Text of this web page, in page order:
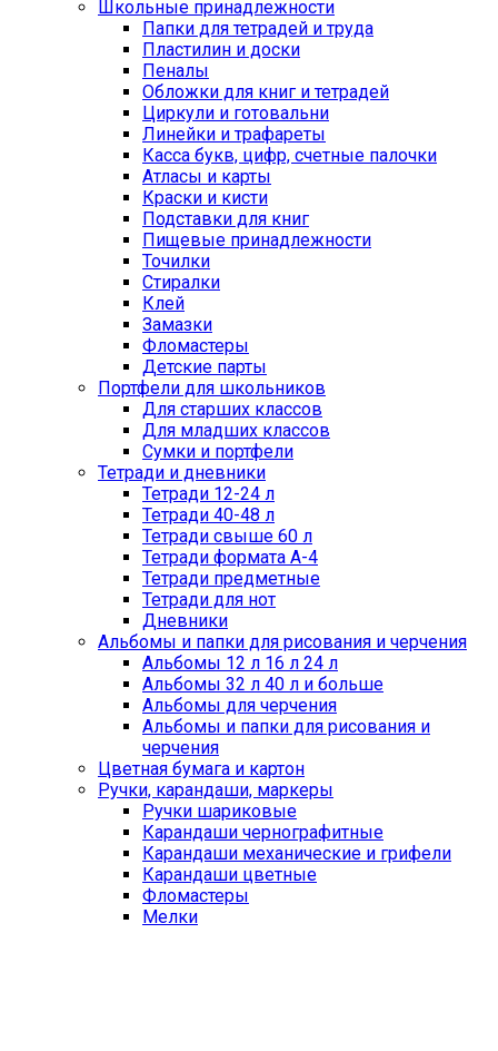
Школьные принадлежности
Папки для тетрадей и труда
Пластилин и доски
Пеналы
Обложки для книг и тетрадей
Циркули и готовальни
Линейки и трафареты
Касса букв, цифр, счетные палочки
Атласы и карты
Краски и кисти
Подставки для книг
Пищевые принадлежности
Точилки
Стиралки
Клей
Замазки
Фломастеры
Детские парты
Портфели для школьников
Для старших классов
Для младших классов
Сумки и портфели
Тетради и дневники
Тетради 12-24 л
Тетради 40-48 л
Тетради свыше 60 л
Тетради формата А-4
Тетради предметные
Тетради для нот
Дневники
Альбомы и папки для рисования и черчения
Альбомы 12 л 16 л 24 л
Альбомы 32 л 40 л и больше
Альбомы для черчения
Альбомы и папки для рисования и
черчения
Цветная бумага и картон
Ручки, карандаши, маркеры
Ручки шариковые
Карандаши чернографитные
Карандаши механические и грифели
Карандаши цветные
Фломастеры
Мелки